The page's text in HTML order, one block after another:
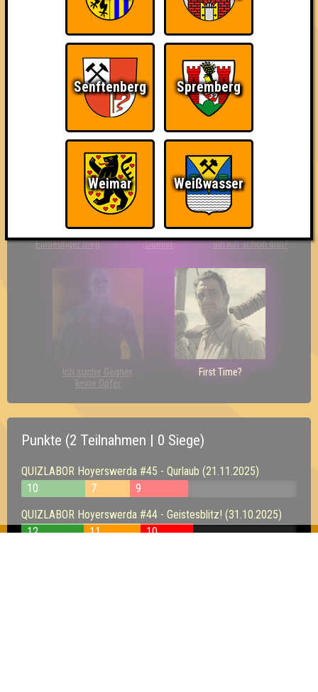
The Last of Us Wir sind ERSTER?!
Eindeutiger Sieg Duelist Bin ich schon drin?
Ich suche Gegner,
keine Opfer
First Time?
Punkte (2 Teilnahmen | 0 Siege)
QUIZLABOR Hoyerswerda #45 - Qurlaub (21.11.2025)
10
7
9
QUIZLABOR Hoyerswerda #44 - Geistesblitz! (31.10.2025)
12
11 10
Senftenberg Spremberg
Weimar Weißwasser